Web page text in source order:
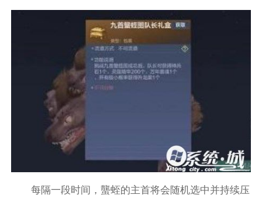
每隔一段时间，蠪蛭的主首将会随机选中并持续压